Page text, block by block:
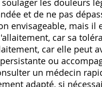
les douleurs
et de ne pas
envisageable, mais
car sa
car elle peut
ou
un médecin
adapté, si